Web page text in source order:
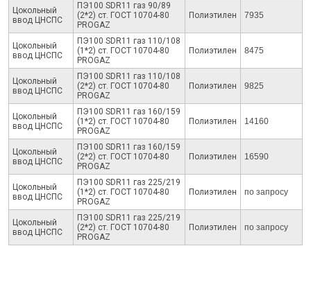
Цокольный
ввод ЦНСПС
ПЭ100 SDR11 газ 90/89
(2*2) ст. ГОСТ 10704-80
PROGAZ
Полиэтилен 7935
Цокольный
ввод ЦНСПС
ПЭ100 SDR11 газ 110/108
(1*2) ст. ГОСТ 10704-80
PROGAZ
Полиэтилен 8475
Цокольный
ввод ЦНСПС
ПЭ100 SDR11 газ 110/108
(2*2) ст. ГОСТ 10704-80
PROGAZ
Полиэтилен 9825
Цокольный
ввод ЦНСПС
ПЭ100 SDR11 газ 160/159
(1*2) ст. ГОСТ 10704-80
PROGAZ
Полиэтилен 14160
Цокольный
ввод ЦНСПС
ПЭ100 SDR11 газ 160/159
(2*2) ст. ГОСТ 10704-80
PROGAZ
Полиэтилен 16590
Цокольный
ввод ЦНСПС
ПЭ100 SDR11 газ 225/219
(1*2) ст. ГОСТ 10704-80
PROGAZ
Полиэтилен по запросу
Цокольный
ввод ЦНСПС
ПЭ100 SDR11 газ 225/219
(2*2) ст. ГОСТ 10704-80
PROGAZ
Полиэтилен по запросу